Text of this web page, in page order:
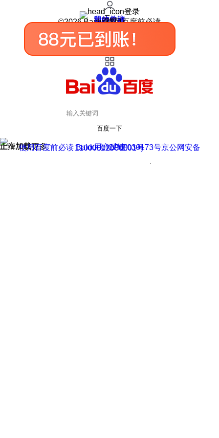
登录
我的关注
我的收藏
皮肤中心
用户反馈
设置
©2026 Baidu 使用百度前必读
百度一下
正在加载
上滑加载更多 用户反馈
使用百度前必读 Baidu 京ICP证030173号
京公网安备11000002000001号